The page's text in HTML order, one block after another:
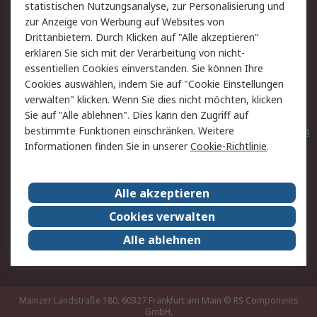
Hilfe
Privatkunden
Rechtliches
AGB
Datenschutz
Cookie-Richtlinie
Zahlungsbedingungen
Copyright/Impressum
Entsorgung
Elektrogeräte/Batterien
RS weltweit
Karriere bei RS
Nachhaltigkeit
Qualität/Umwelt/ZertifikatePresse-Center
Event-Center
Mainzer Landstraße 180, 60327 Frankfurt am Main © RS Components
GmbH,
statistischen Nutzungsanalyse, zur Personalisierung und
zur Anzeige von Werbung auf Websites von
Drittanbietern. Durch Klicken auf "Alle akzeptieren"
erklären Sie sich mit der Verarbeitung von nicht-
essentiellen Cookies einverstanden. Sie können Ihre
Cookies auswählen, indem Sie auf "Cookie Einstellungen
verwalten" klicken. Wenn Sie dies nicht möchten, klicken
Sie auf "Alle ablehnen". Dies kann den Zugriff auf
bestimmte Funktionen einschränken. Weitere
Informationen finden Sie in unsererCookie-Richtlinie.
Alle akzeptieren
Cookies verwalten
Alle ablehnen